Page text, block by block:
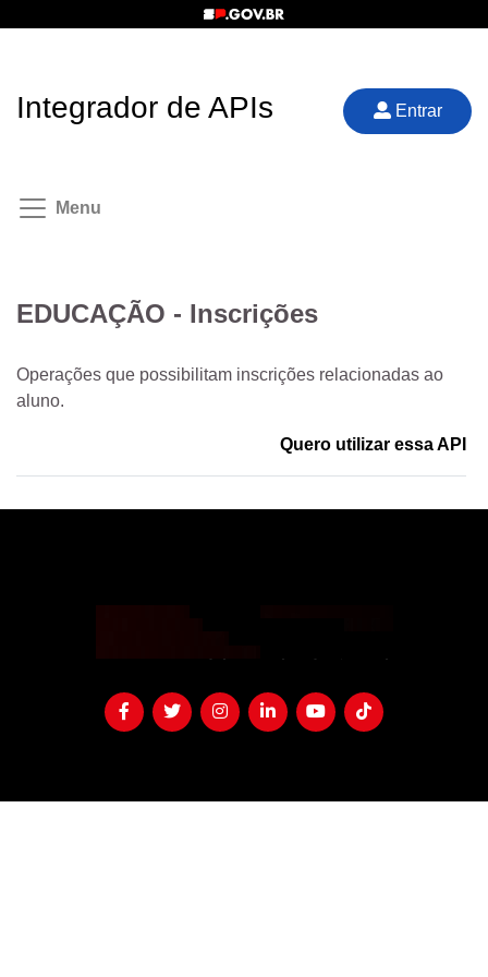
Integrador de APIs Entrar
Menu
EDUCAÇÃO - Inscrições
Operações que possibilitam inscrições relacionadas ao
aluno.
Quero utilizar essa API